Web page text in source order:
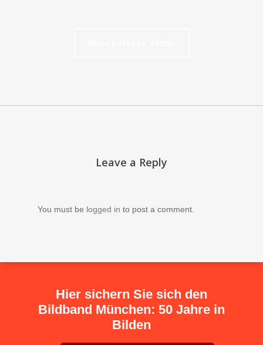
Leave a Reply
You must be logged in to post a comment.
Hier sichern Sie sich den
Bildband München: 50 Jahre in
Bilden